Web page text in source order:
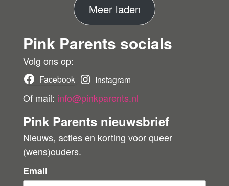
r
Meer ladenM
e
e
o
r
Pink Parents socials
Volg ons op:
Facebook Instagram
Of mail: info@pinkparents.nl
Pink Parents nieuwsbrief
Nieuws, acties en korting voor queer
(wens)ouders.
Email